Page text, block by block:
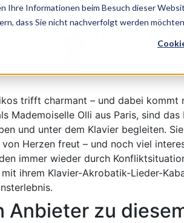
Ihre Informationen beim Besuch dieser
dass Sie nicht nachverfolgt werden
Themen Special Themenspecial
Luna-tic:
trifft charmant – und dabei kommt
Mademoiselle Olli aus Paris, sind
und unter dem Klavier begleiten.
von Herzen freut – und noch viel
immer wieder durch
mit ihrem Klavier-Akrobatik-Lieder-
Anbieter zu